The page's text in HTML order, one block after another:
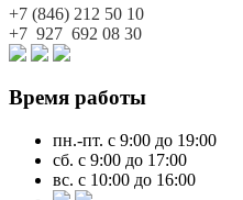
+7 (846) 212 50 10
+7 927 692 08 30
Время работы
пн.-пт. с 9:00 до 19:00
сб. с 9:00 до 17:00
вс. с 10:00 до 16:00